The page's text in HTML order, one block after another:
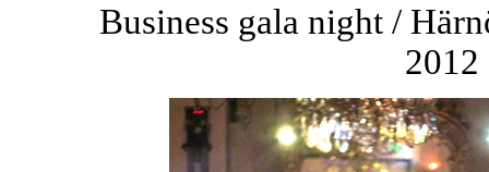
Business gala night /
2012